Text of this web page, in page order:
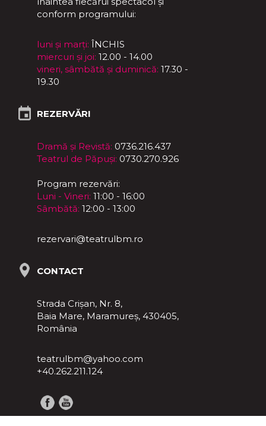
conform programului:
luni și marți: ÎNCHIS
miercuri și joi: 12.00 - 14.00
vineri, sâmbătă și duminică: 17.30 -
19.30
REZERVĂRI
Dramă și Revistă: 0736.216.437
Teatrul de Păpuși: 0730.270.926
Program rezervări:
Luni - Vineri: 11:00 - 16:00
Sâmbătă: 12:00 - 13:00
rezervari@teatrulbm.ro
CONTACT
Strada Crișan, Nr. 8,
Baia Mare, Maramureş, 430405,
România
teatrulbm@yahoo.com
+40.262.211.124